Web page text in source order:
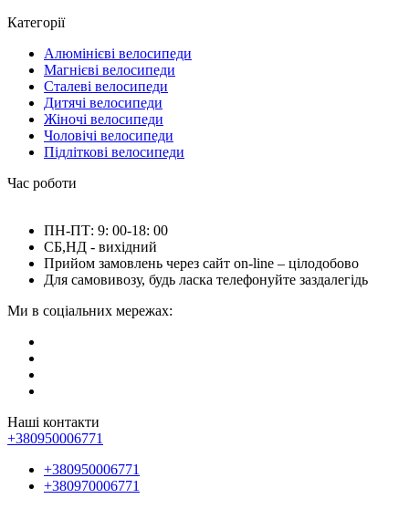
Категорії
Алюмінієві велосипеди
Магнієві велосипеди
Сталеві велосипеди
Дитячі велосипеди
Жіночі велосипеди
Чоловічі велосипеди
Підліткові велосипеди
Час роботи
ПН-ПТ: 9: 00-18: 00
СБ,НД - вихідний
Прийом замовлень через сайт on-line – цілодобово
Для самовивозу, будь ласка телефонуйте заздалегідь
Ми в соціальних мережах:
Наші контакти
+380950006771
+380950006771
+380970006771